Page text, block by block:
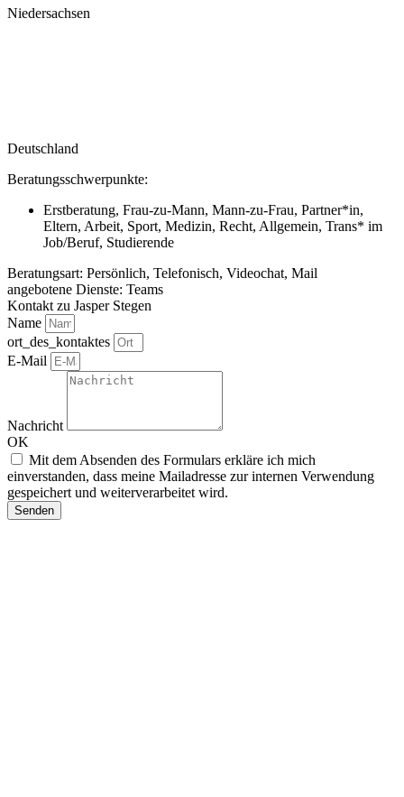
Niedersachsen
Deutschland
Beratungsschwerpunkte:
Erstberatung, Frau-zu-Mann, Mann-zu-Frau, Partner*in,
Eltern, Arbeit, Sport, Medizin, Recht, Allgemein, Trans* im
Job/Beruf, Studierende
Beratungsart: Persönlich, Telefonisch, Videochat, Mail
angebotene Dienste: Teams
Kontakt zu Jasper Stegen
Name
ort_des_kontaktes
E-Mail
Nachricht
OK
Mit dem Absenden des Formulars erkläre ich mich
einverstanden, dass meine Mailadresse zur internen Verwendung
gespeichert und weiterverarbeitet wird.
Senden